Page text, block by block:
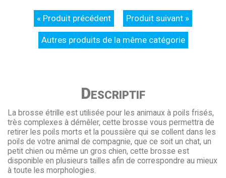
« Produit précédent Produit suivant »
Autres produits de la même catégorie
Descriptif
La brosse étrille est utilisée pour les animaux à poils frisés,
très complexes à démêler, cette brosse vous permettra de
retirer les poils morts et la poussière qui se collent dans les
poils de votre animal de compagnie, que ce soit un chat, un
petit chien ou même un gros chien, cette brosse est
disponible en plusieurs tailles afin de correspondre au mieux
à toute les morphologies.